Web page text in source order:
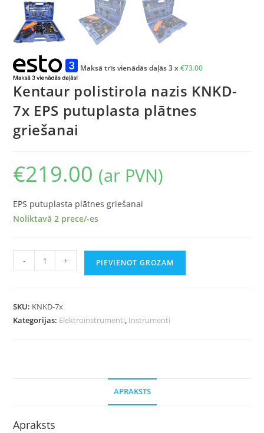
Maksā trīs vienādās daļās 3 x€73.00
Kentaur polistirola nazis KNKD-
7x EPS putuplasta plātnes
griešanai
€219.00 (ar PVN)
EPS putuplasta plātnes griešanai
Noliktavā 2 prece/-es
- + PIEVIENOT GROZAM
SKU: KNKD-7x
Kategorijas: Elektroinstrumenti, Instrumenti
APRAKSTS
Apraksts